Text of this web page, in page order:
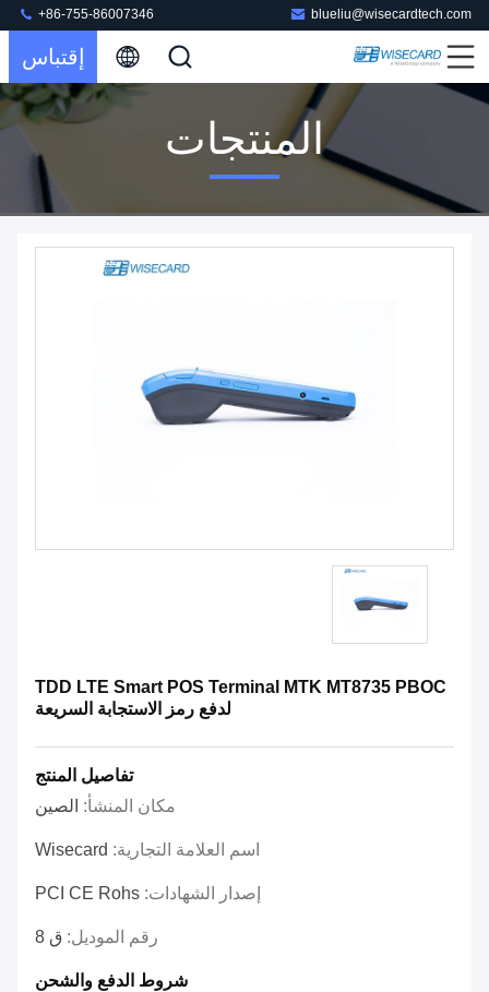
blueliu@wisecardtech.com
+86-755-86007346
إقتباس
المنتجات
TDD LTE Smart POS Terminal MTK MT8735 PBOC
لدفع رمز الاستجابة السريعة
تفاصيل المنتج
مكان المنشأ: الصين
اسم العلامة التجارية: Wisecard
إصدار الشهادات: PCI CE Rohs
رقم الموديل: ق 8
شروط الدفع والشحن